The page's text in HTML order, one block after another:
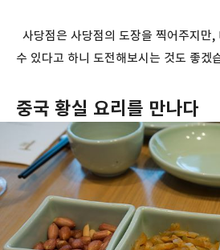
사당점은 사당점의 도장을 찍어주지만
수 있다고 하니 도전해보시는 것도 좋겠
중국 황실 요리를 만나다